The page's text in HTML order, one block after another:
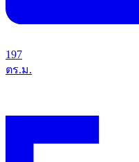
197
ตร.ม.